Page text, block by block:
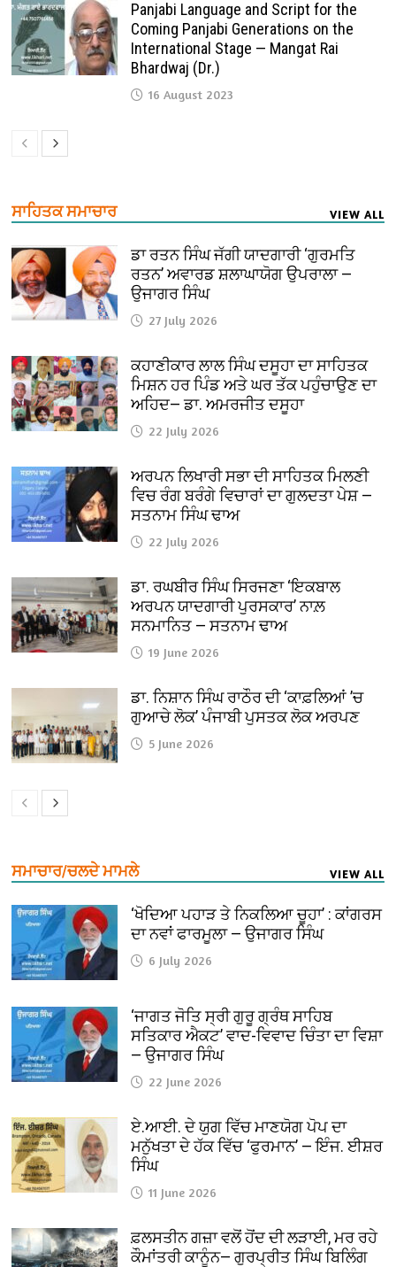
Panjabi Language and Script for the
Coming Panjabi Generations on the
International Stage — Mangat Rai
Bhardwaj (Dr.)
16 August 2023
ਸਾਹਿਤਕ ਸਮਾਚਾਰ VIEW ALL
ਡਾ ਰਤਨ ਸਿੰਘ ਜੱਗੀ ਯਾਦਗਾਰੀ ‘ਗੁਰਮਤਿ
ਰਤਨ’ ਅਵਾਰਡ ਸ਼ਲਾਘਾਯੋਗ ਉਪਰਾਲਾ —
ਉਜਾਗਰ ਸਿੰਘ
27 July 2026
ਕਹਾਣੀਕਾਰ ਲਾਲ ਸਿੰਘ ਦਸੂਹਾ ਦਾ ਸਾਹਿਤਕ
ਮਿਸ਼ਨ ਹਰ ਪਿੰਡ ਅਤੇ ਘਰ ਤੱਕ ਪਹੁੰਚਾਉਣ ਦਾ
ਅਹਿਦ— ਡਾ. ਅਮਰਜੀਤ ਦਸੂਹਾ
22 July 2026
ਅਰਪਨ ਲਿਖਾਰੀ ਸਭਾ ਦੀ ਸਾਹਿਤਕ ਮਿਲਣੀ
ਵਿਚ ਰੰਗ ਬਰੰਗੇ ਵਿਚਾਰਾਂ ਦਾ ਗੁਲਦਤਾ ਪੇਸ਼ —
ਸਤਨਾਮ ਸਿੰਘ ਢਾਅ
22 July 2026
ਡਾ. ਰਘਬੀਰ ਸਿੰਘ ਸਿਰਜਣਾ ‘ਇਕਬਾਲ
ਅਰਪਨ ਯਾਦਗਾਰੀ ਪੁਰਸਕਾਰ’ ਨਾਲ਼
ਸਨਮਾਨਿਤ — ਸਤਨਾਮ ਢਾਅ
19 June 2026
ਡਾ. ਨਿਸ਼ਾਨ ਸਿੰਘ ਰਾਠੌਰ ਦੀ ‘ਕਾਫ਼ਲਿਆਂ ’ਚ
ਗੁਆਚੇ ਲੋਕ’ ਪੰਜਾਬੀ ਪੁਸਤਕ ਲੋਕ ਅਰਪਣ
5 June 2026
ਸਮਾਚਾਰ/ਚਲਦੇ ਮਾਮਲੇ VIEW ALL
‘ਖੋਦਿਆ ਪਹਾੜ ਤੇ ਨਿਕਲਿਆ ਚੂਹਾ’ : ਕਾਂਗਰਸ
ਦਾ ਨਵਾਂ ਫਾਰਮੂਲਾ — ਉਜਾਗਰ ਸਿੰਘ
6 July 2026
‘ਜਾਗਤ ਜੋਤਿ ਸ੍ਰੀ ਗੁਰੂ ਗ੍ਰੰਥ ਸਾਹਿਬ
ਸਤਿਕਾਰ ਐਕਟ’ ਵਾਦ-ਵਿਵਾਦ ਚਿੰਤਾ ਦਾ ਵਿਸ਼ਾ
— ਉਜਾਗਰ ਸਿੰਘ
22 June 2026
ਏ.ਆਈ. ਦੇ ਯੁਗ ਵਿੱਚ ਮਾਣਯੋਗ ਪੋਪ ਦਾ
ਮਨੁੱਖਤਾ ਦੇ ਹੱਕ ਵਿੱਚ ‘ਫੁਰਮਾਨ’ — ਇੰਜ. ਈਸ਼ਰ
ਸਿੰਘ
11 June 2026
ਫ਼ਲਸਤੀਨ ਗਜ਼ਾ ਵਲੋਂ ਹੋਂਦ ਦੀ ਲੜਾਈ, ਮਰ ਰਹੇ
ਕੌਮਾਂਤਰੀ ਕਾਨੂੰਨ— ਗੁਰਪ੍ਰੀਤ ਸਿੰਘ ਬਿਲਿੰਗ